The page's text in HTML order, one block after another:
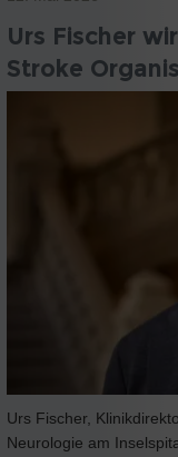
Urs Fischer
Stroke
Urs Fischer,
Neurologie am